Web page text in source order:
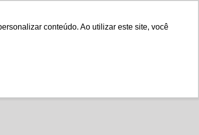
conteúdo. Ao utilizar este site, você